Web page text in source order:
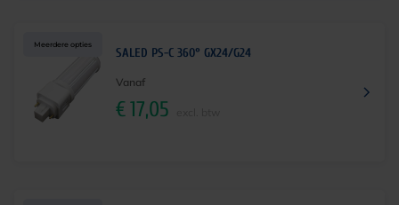
Meerdere opties
SALED PS-C 360° GX24/G24
Vanaf
€17,05